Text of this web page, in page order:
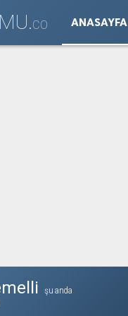
CO ANASAYFA
şu anda